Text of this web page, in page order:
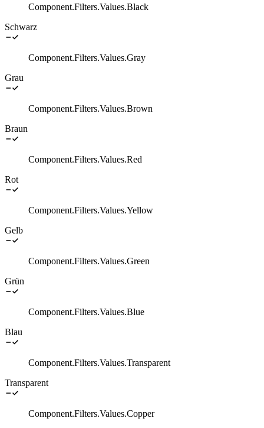
Component.Filters.Values.Black
Schwarz
Component.Filters.Values.Gray
Grau
Component.Filters.Values.Brown
Braun
Component.Filters.Values.Red
Rot
Component.Filters.Values.Yellow
Gelb
Component.Filters.Values.Green
Grün
Component.Filters.Values.Blue
Blau
Component.Filters.Values.Transparent
Transparent
Component.Filters.Values.Copper